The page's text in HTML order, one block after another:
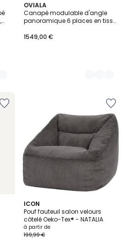
OVIALA
Canapé modulable d'angle
panoramique 6 places en tissu
ajustable, CALLISTO
1549,00 €
4
Couleurs
ICON
Pouf fauteuil salon velours
côtelé Oeko-Tex® - NATALIA
à partir de
199,99 €
4
/
5
8
Couleurs